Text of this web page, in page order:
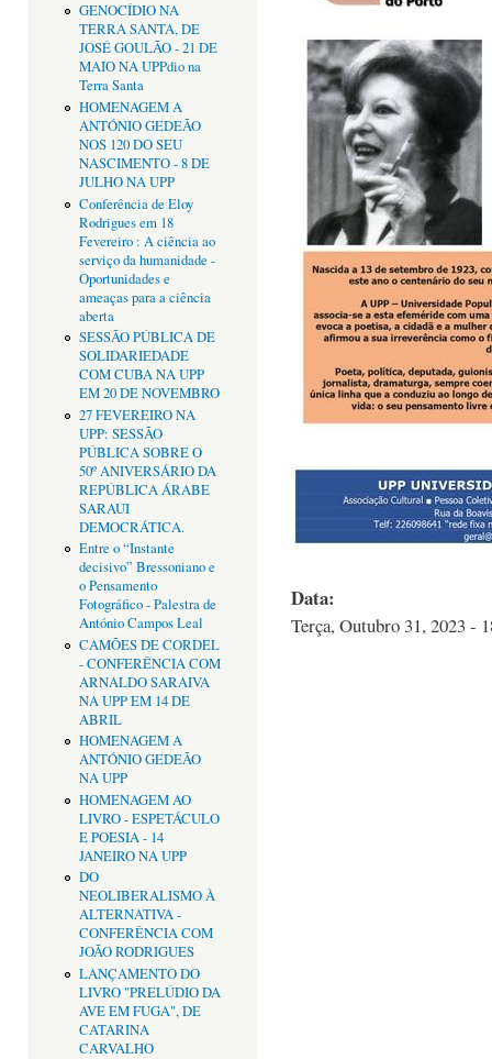
GENOCÍDIO NA
TERRA SANTA, DE
JOSÉ GOULÃO - 21 DE
MAIO NA UPPdio na
Terra Santa
HOMENAGEM A
ANTÓNIO GEDEÃO
NOS 120 DO SEU
NASCIMENTO - 8 DE
JULHO NA UPP
Conferência de Eloy
Rodrigues em 18
Fevereiro : A ciência ao
serviço da humanidade -
Oportunidades e
ameaças para a ciência
aberta
SESSÃO PÚBLICA DE
SOLIDARIEDADE
COM CUBA NA UPP
EM 20 DE NOVEMBRO
27 FEVEREIRO NA
UPP: SESSÃO
PÚBLICA SOBRE O
50º ANIVERSÁRIO DA
REPÚBLICA ÁRABE
SARAUI
DEMOCRÁTICA.
Entre o “Instante
decisivo” Bressoniano e
o Pensamento
Fotográfico - Palestra de
António Campos Leal
CAMÕES DE CORDEL
- CONFERÊNCIA COM
ARNALDO SARAIVA
NA UPP EM 14 DE
ABRIL
HOMENAGEM A
ANTÓNIO GEDEÃO
NA UPP
HOMENAGEM AO
LIVRO - ESPETÁCULO
E POESIA - 14
JANEIRO NA UPP
DO
NEOLIBERALISMO À
ALTERNATIVA -
CONFERÊNCIA COM
JOÃO RODRIGUES
LANÇAMENTO DO
LIVRO "PRELÚDIO DA
AVE EM FUGA", DE
CATARINA
CARVALHO
Data:
Terça, Outubro 31, 2023 -